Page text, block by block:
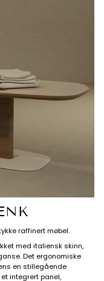
raffinert møbel.
med italiensk skinn,
Det ergonomiske
en stillegående
integrert panel,